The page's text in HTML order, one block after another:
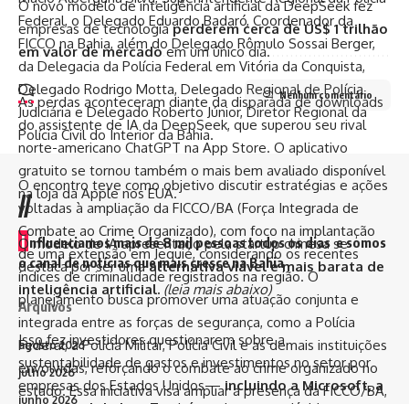
O novo modelo de inteligência artificial da DeepSeek fez
empresas de tecnologiaperderem cerca de US$ 1 trilhão
em valor de mercadoem um único dia.
As perdas aconteceram diante da disparada de downloads
do assistente de IA da DeepSeek, que superou seu rival
norte-americano ChatGPT na App Store. O aplicativo
gratuito se tornou também o mais bem avaliado disponível
na loja da Apple nos EUA.
O modelo de IA apresentado pela startup chinesa se
destaca por ser umaalternativa viável e mais barata de
inteligência artificial. (leia mais abaixo)
Isso fez investidores questionarem sobre a
sustentabilidade de gastos e investimentos no setor por
empresas dos Estados Unidos—incluindo a Microsoft, a
Federal, o Delegado Eduardo Badaró, Coordenador da
FICCO na Bahia, além do Delegado Rômulo Sossai Berger,
da Delegacia da Polícia Federal em Vitória da Conquista,
Delegado Rodrigo Motta, Delegado Regional de Polícia
Judiciária e Delegado Roberto Júnior, Diretor Regional da
Polícia Civil do Interior da Bahia.
O encontro teve como objetivo discutir estratégias e ações
voltadas à ampliação da FICCO/BA (Força Integrada de
Combate ao Crime Organizado), com foco na implantação
de uma extensão em Jequié, considerando os recentes
índices de criminalidade registrados na região. O
planejamento busca promover uma atuação conjunta e
integrada entre as forças de segurança, como a Polícia
Federal, a Polícia Militar, Polícia Civil e as demais instituições
envolvidas, reforçando o combate ao crime organizado no
estado. Essa iniciativa visa ampliar a presença da FICCO/BA,
Nenhum comentário
//
I nfluenciamos mais de 8 mil pessoas todos os dias e somos
o canal de notícias que mais cresce na Bahia
Arquivos
agosto 2026
julho 2026
junho 2026